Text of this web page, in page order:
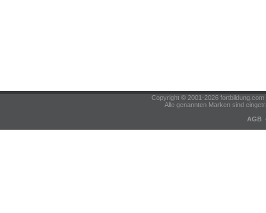
Copyright © 2001-2026
Alle genannten Marken sind
AGB